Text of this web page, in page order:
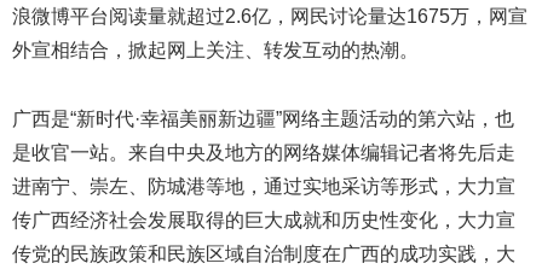
浪微博平台阅读量就超过2.6亿，网民讨论量达1675万，网宣
外宣相结合，掀起网上关注、转发互动的热潮。
广西是“新时代·幸福美丽新边疆”网络主题活动的第六站，也
是收官一站。来自中央及地方的网络媒体编辑记者将先后走
进南宁、崇左、防城港等地，通过实地采访等形式，大力宣
传广西经济社会发展取得的巨大成就和历史性变化，大力宣
传党的民族政策和民族区域自治制度在广西的成功实践，大